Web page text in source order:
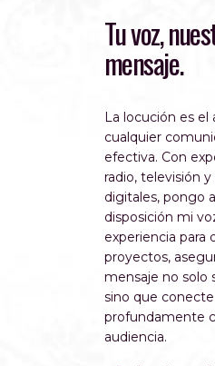
Tu voz,
mensaje.
La locución es el
cualquier
efectiva. Con
radio, televisión
digitales, pongo
disposición mi
experiencia para
proyectos,
mensaje no solo
sino que conecte
profundamente
audiencia.